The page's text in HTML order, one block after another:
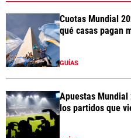
Cuotas Mundial
qué casas pagan
GUÍAS
Apuestas Mundial
los partidos que